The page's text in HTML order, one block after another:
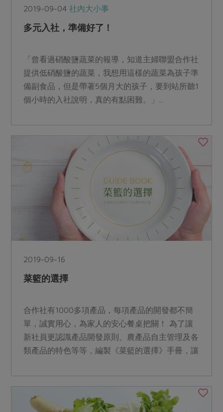
2019-09-04社內大小事
多元入社，準備好了！
「曾看過硝酸鹽蔬菜的報導，知道主婦聯盟合作社
提供低硝酸鹽的蔬菜，我想用這樣的蔬菜為孩子準
備副食品，但是帶著5個月大的孩子，要到站所聽1
個小時的入社說明，真的有點困難。」...
2019-09-16
菜籃的選擇
合作社有1000多項產品，每項產品的開發都不簡
單，誠實用心，為家人的安心餐桌把關！ 為了讓
新社員更認識產品開發原則、農產品自主管理及各
類產品的特色等等，編製《菜籃的選擇》手冊，讓